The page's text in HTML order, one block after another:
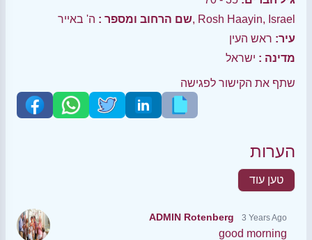
שם הרחוב ומספר :ה' באייר, Rosh Haayin, Israel
עיר: ראש העין
מדינה : ישראל
שתף את הקישור לפגישה
הערות
טען עוד
ADMIN Rotenberg 3 Years Ago
good morning